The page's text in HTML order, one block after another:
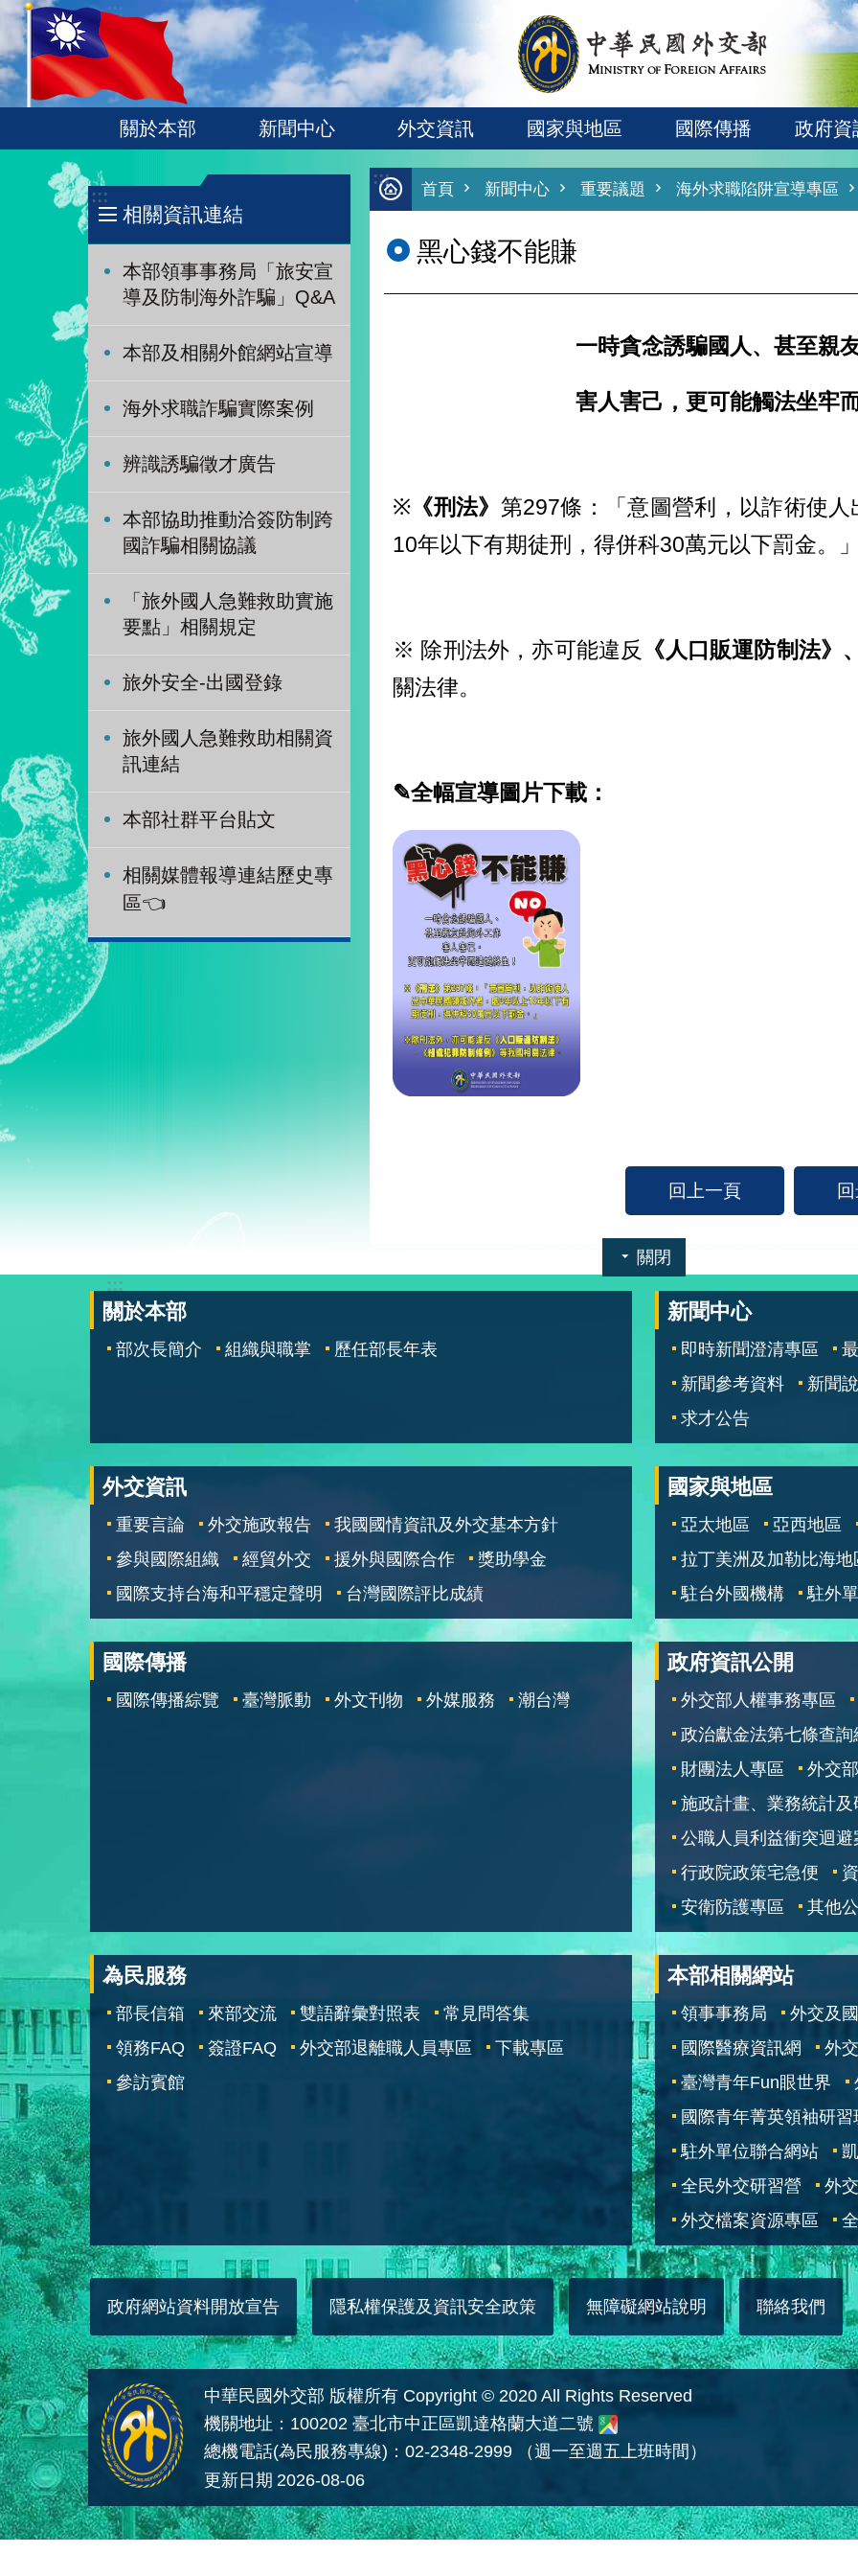
跳到主要內容區塊
:::
關於本部 新聞中心 外交資訊 國家與地區 國際傳播 政府資
:::
相關資訊連結
本部領事事務局「旅安宣
導及防制海外詐騙」Q&A
本部及相關外館網站宣導
海外求職詐騙實際案例
辨識誘騙徵才廣告
本部協助推動洽簽防制跨
國詐騙相關協議
「旅外國人急難救助實施
要點」相關規定
旅外安全-出國登錄
旅外國人急難救助相關資
訊連結
本部社群平台貼文
相關媒體報導連結歷史專
區👈
:::
首頁 新聞中心 重要議題 海外求職陷阱宣導專區
黑心錢不能賺
一時貪念誘騙國人、甚至親
害人害己，更可能觸法坐牢
※ 《刑法》 第297條：「意圖營利，以詐術使
10年以下有期徒刑，得併科30萬元以下罰金。
※ 除刑法外，亦可能違反
《人口販運防制法
關法律。
✎全幅宣導圖片下載：
回上一頁
關閉
:::
關於本部
部次長簡介 組織與職掌 歷任部長年表
新聞中心
即時新聞澄清專區
新聞參考資料
新聞
求才公告
外交資訊
重要言論 外交施政報告
我國國情資訊及外交基本方針
參與國際組織
經貿外交 援外與國際合作
獎助學金
國際支持台海和平穩定聲明
台灣國際評比成績
國家與地區
亞太地區
亞西地區
拉丁美洲及加勒比海地
駐台外國機構
駐外
國際傳播
國際傳播綜覽 臺灣脈動 外文刊物 外媒服務 潮台灣
政府資訊公開
外交部人權事務專區
政治獻金法第七條查詢
財團法人專區
外交
施政計畫、業務統計及
公職人員利益衝突迴
行政院政策宅急便
安衛防護專區
其他
為民服務
部長信箱 來部交流 雙語辭彙對照表
常見問答集
領務FAQ
簽證FAQ 外交部退離職人員專區
下載專區
參訪賓館
本部相關網站
領事事務局
外交及
國際醫療資訊網
外
臺灣青年Fun眼世界
國際青年菁英領袖研習
駐外單位聯合網站
全民外交研習營
外
外交檔案資源專區
政府網站資料開放宣告 隱私權保護及資訊安全政策 無障礙網站說明 聯絡我們
中華民國外交部 版權所有 Copyright © 2020 All Rights Reserved
機關地址：100202 臺北市中正區凱達格蘭大道二號
總機電話(為民服務專線)：02-2348-2999 （週一至週五上班時間）
更新日期 2026-08-06